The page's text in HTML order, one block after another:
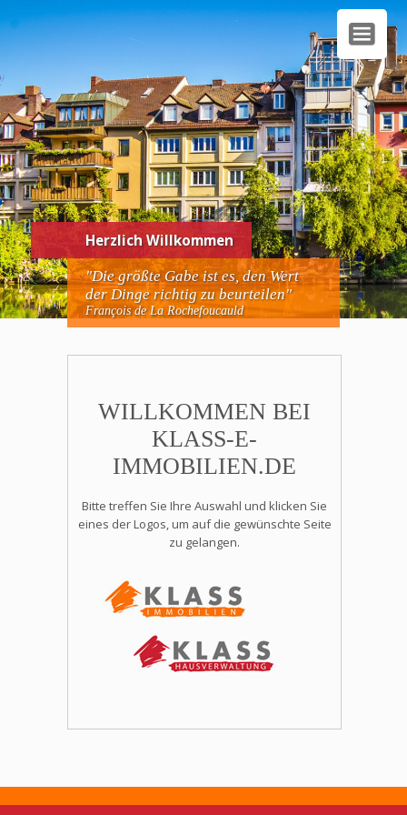
Herzlich Willkommen
"Die größte Gabe ist es, den Wert
der Dinge richtig zubeurteilen"
François de La Rochefoucauld
WILLKOMMEN BEI
KLASS-E-
IMMOBILIEN.DE
Bitte treffen Sie Ihre Auswahl und klicken Sie
eines der Logos, um auf die gewünschte Seite
zu gelangen.